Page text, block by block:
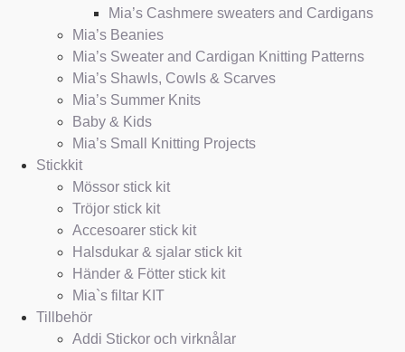
Mia’s Cashmere sweaters and Cardigans
Mia’s Beanies
Mia’s Sweater and Cardigan Knitting Patterns
Mia’s Shawls, Cowls & Scarves
Mia’s Summer Knits
Baby & Kids
Mia’s Small Knitting Projects
Stickkit
Mössor stick kit
Tröjor stick kit
Accesoarer stick kit
Halsdukar & sjalar stick kit
Händer & Fötter stick kit
Mia`s filtar KIT
Tillbehör
Addi Stickor och virknålar